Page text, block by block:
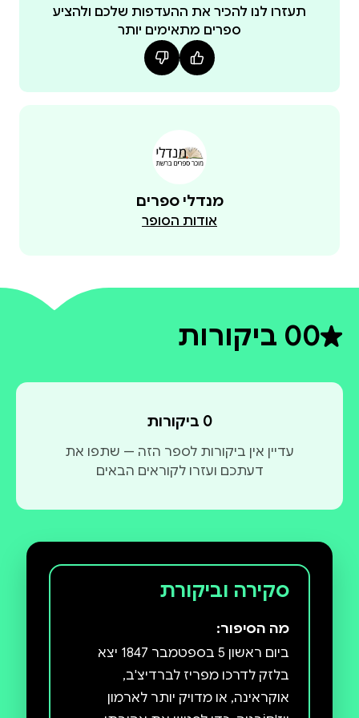
הסיפור האמיתי ולא עוד כדמות בסיפוריו הבדיוניים.
תעזרו לנו להכיר את ההעדפות שלכם ולהציע
ספרים מתאימים יותר
מנדלי ספרים
אודות הסופר
0דירוג ממוצע 0 מתוך 5
0 ביקורות
0 ביקורות
עדיין אין ביקורות לספר הזה — שתפו את
דעתכם ועזרו לקוראים הבאים
סקירה וביקורת
מה הסיפור:
ביום ראשון 5 בספטמבר 1847 יצא
בלזק לדרכו מפריז לברדיצ'ב,
אוקראינה, או מדויק יותר לארמון